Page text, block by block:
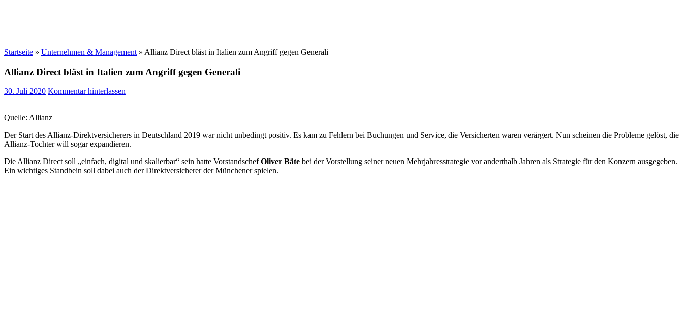
Startseite » Unternehmen & Management » Allianz Direct bläst in Italien zum Angriff gegen Generali
Allianz Direct bläst in Italien zum Angriff gegen Generali
30. Juli 2020 Kommentar hinterlassen
Quelle: Allianz
Der Start des Allianz-Direktversicherers in Deutschland 2019 war nicht unbedingt positiv. Es kam zu Fehlern bei Buchungen und Service, die Versicherten waren verärgert. Nun scheinen die Probleme gelöst, die
Allianz-Tochter will sogar expandieren.
Die Allianz Direct soll „einfach, digital und skalierbar“ sein hatte VorstandschefOliver Bäte bei der Vorstellung seiner neuen Mehrjahresstrategie vor anderthalb Jahren als Strategie für den Konzern ausgegeben.
Ein wichtiges Standbein soll dabei auch der Direktversicherer der Münchener spielen.